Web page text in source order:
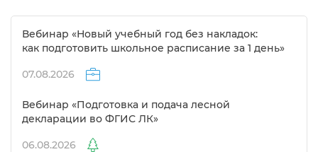
ебинар «Новый учебный год без накладок:
как подготовить школьное расписание за 1 день»
07.08.2026
ебинар «Подготовка и подача лесной
декларации во ФГИС ЛК»
06.08.2026